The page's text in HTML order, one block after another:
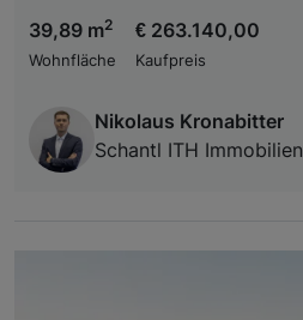
39,89 m2
Wohnfläche
€ 263.140,00
Kaufpreis
Nikolaus Kronabitter
Schantl ITH